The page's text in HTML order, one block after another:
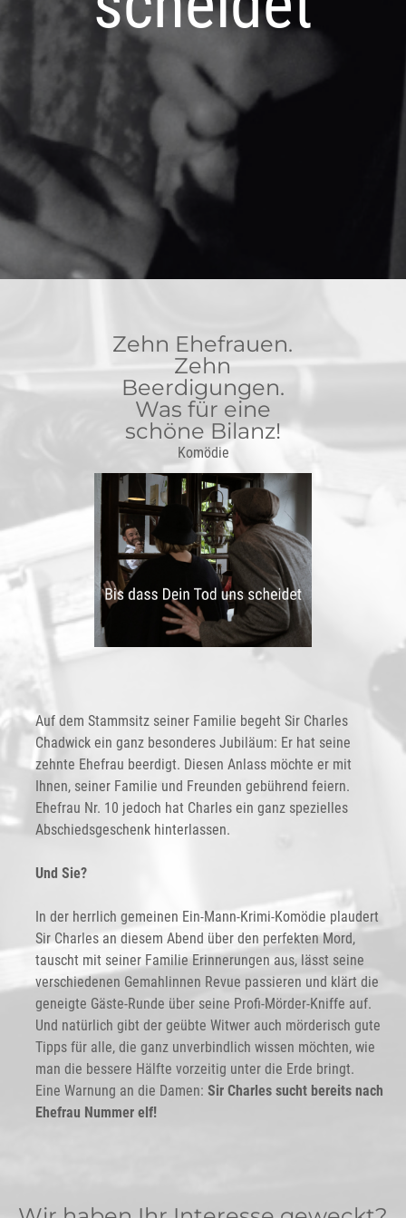
Zehn Ehefrauen.
Zehn
Beerdigungen.
Was für eine
schöne Bilanz!
Komödie
Auf dem Stammsitz seiner Familie begeht Sir Charles
Chadwick ein ganz besonderes Jubiläum: Er hat seine
zehnte Ehefrau beerdigt. Diesen Anlass möchte er mit
Ihnen, seiner Familie und Freunden gebührend feiern.
Ehefrau Nr. 10 jedoch hat Charles ein ganz spezielles
Abschiedsgeschenk hinterlassen.
Und Sie?
In der herrlich gemeinen Ein-Mann-Krimi-Komödie plaudert
Sir Charles an diesem Abend über den perfekten Mord,
tauscht mit seiner Familie Erinnerungen aus, lässt seine
verschiedenen Gemahlinnen Revue passieren und klärt die
geneigte Gäste-Runde über seine Profi-Mörder-Kniffe auf.
Und natürlich gibt der geübte Witwer auch mörderisch gute
Tipps für alle, die ganz unverbindlich wissen möchten, wie
man die bessere Hälfte vorzeitig unter die Erde bringt.
Eine Warnung an die Damen: Sir Charles sucht bereits nach
Ehefrau Nummer elf!